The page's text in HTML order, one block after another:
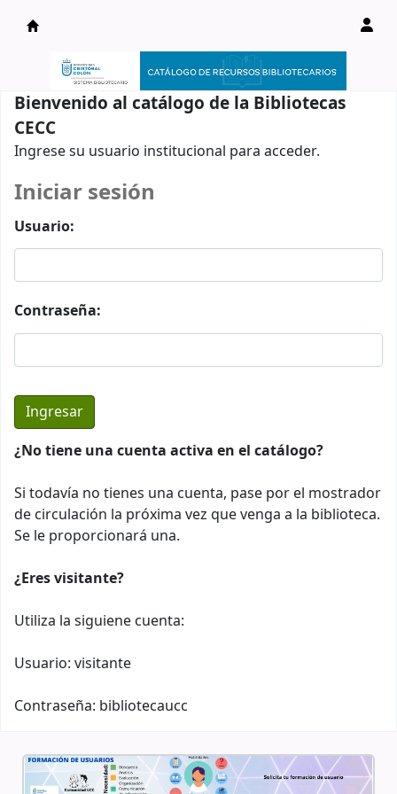
Catálogo en línea
Bienvenido al catálogo de la Bibliotecas
CECC
Ingrese su usuario institucional para acceder.
Iniciar sesión
Usuario:
Contraseña:
¿No tiene una cuenta activa en el catálogo?
Si todavía no tienes una cuenta, pase por el mostrador
de circulación la próxima vez que venga a la biblioteca.
Se le proporcionará una.
¿Eres visitante?
Utiliza la siguiene cuenta:
Usuario: visitante
Contraseña: bibliotecaucc